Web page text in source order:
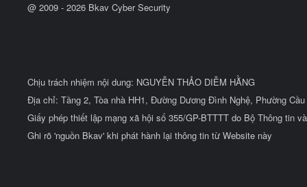
@ 2009 - 2026 Bkav Cyber Security
Chịu trách nhiệm nội dung: NGUYỄN THẢO DIỄM HẰNG
Địa chỉ: Tầng 2, Tòa nhà HH1, Đường Dương Đình Nghệ, Phường
Giấy phép thiết lập mạng xã hội số 355/GP-BTTTT do Bộ Thông tin
Ghi rõ 'nguồn Bkav' khi phát hành lại thông tin từ Website này